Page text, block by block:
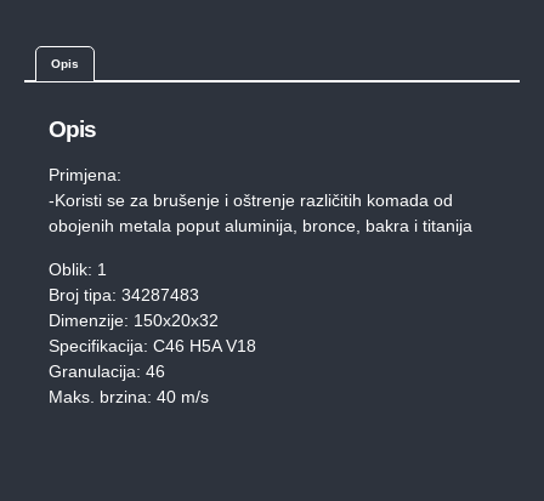
Opis
Opis
Primjena:
-Koristi se za brušenje i oštrenje različitih komada od
obojenih metala poput aluminija, bronce, bakra i titanija
Oblik: 1
Broj tipa: 34287483
Dimenzije: 150x20x32
Specifikacija: C46 H5A V18
Granulacija: 46
Maks. brzina: 40 m/s